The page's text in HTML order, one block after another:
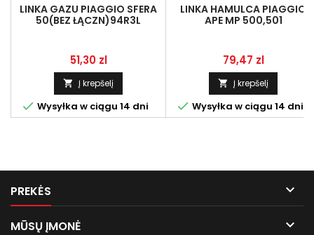
LINKA GAZU PIAGGIO SFERA
50(BEZ ŁĄCZN)94R3L
Kaina
51,30 zl
 Į krepšelį
 Wysyłka w ciągu 14 dni
LINKA HAMULCA PIAGGIO
APE MP 500,501
Kaina
79,47 zl
 Į krepšelį
 Wysyłka w ciągu 14 dni
PREKĖS 
MŪSŲ ĮMONĖ 